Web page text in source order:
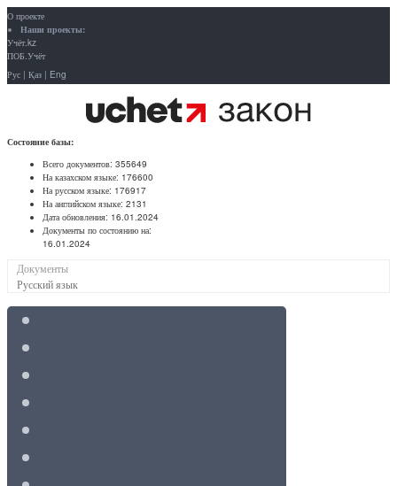
О проекте
Наши проекты:
Учёт.kz
ПОБ.Учёт
Рус | Қаз | Eng
Состояние базы:
Всего документов: 355649
На казахском языке: 176600
На русском языке: 176917
На английском языке: 2131
Дата обновления: 16.01.2024
Документы по состоянию на:
16.01.2024
Документы
Русский язык